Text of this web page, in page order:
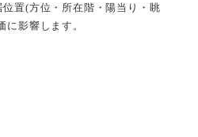
置(方位・所在階・陽当り・眺
に影響します。